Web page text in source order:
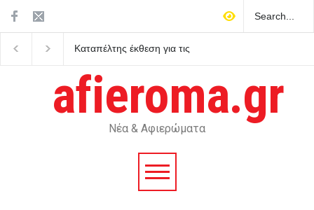
Καταπέλτης έκθεση για τις
συναλλαγές του Έπσταϊν
afieroma.gr
Νέα & Αφιερώματα